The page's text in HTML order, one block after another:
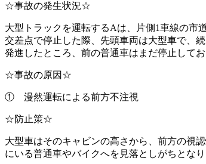
☆事故の発生状況☆
大型トラックを運転するAは、片側1車線の市
交差点で停止した際、先頭車両は大型車で、
発進したところ、前の普通車はまだ停止して
☆事故の原因☆
① 漫然運転による前方不注視
☆防止策☆
大型車はそのキャビンの高さから、前方の視
にいる普通車やバイクへを見落としがちとな